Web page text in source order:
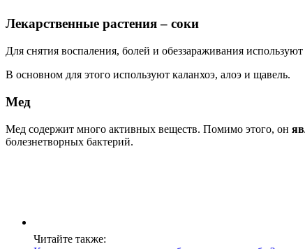
Лекарственные растения – соки
Для снятия воспаления, болей и обеззараживания
В основном для этого используют каланхоэ, алоэ и щавель.
Мед
Мед содержит много активных веществ. Помимо этого, он
болезнетворных бактерий.
Читайте также: